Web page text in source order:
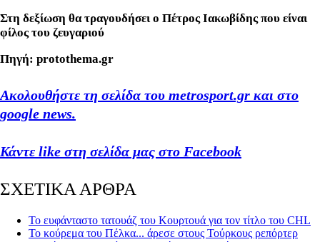
Στη δεξίωση θα τραγουδήσει ο Πέτρος Ιακωβίδης που είναι
φίλος του ζευγαριού
Πηγή: protothema.gr
Ακολουθήστε τη σελίδα του metrosport.gr και στο
google news.
Κάντε like στη σελίδα μας στο Facebook
ΣΧΕΤΙΚΑ ΑΡΘΡΑ
Το ευφάνταστο τατουάζ του Κουρτουά για τον τίτλο του CHL
Το κούρεμα του Πέλκα... άρεσε στους Τούρκους ρεπόρτερ